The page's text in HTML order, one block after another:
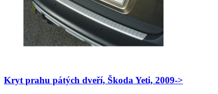
Kryt prahu pátých dveří, Škoda Yeti, 2009->